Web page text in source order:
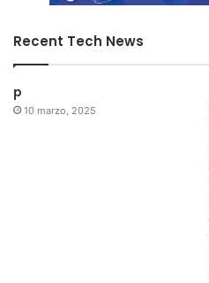
Recent Tech News
p
10 marzo, 2025